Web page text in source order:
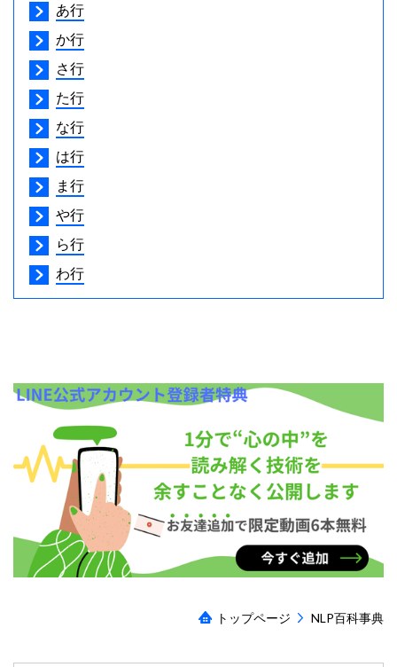
あ行
か行
さ行
た行
な行
は行
ま行
や行
ら行
わ行
トップページ NLP百科事典